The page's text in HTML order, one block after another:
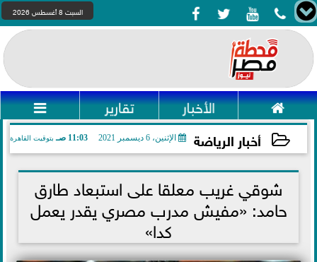
    السبت 8 أغسطس 2026
 الأخبار تقارير 
أخبار الرياضة الإثنين، 6 ديسمبر 2021 11:03 صـ بتوقيت القاهرة
2021-12-06 11:03:30شوقي غريب معلقا على استبعاد طارق
حامد: «مفيش مدرب مصري يقدر يعمل
كدا»